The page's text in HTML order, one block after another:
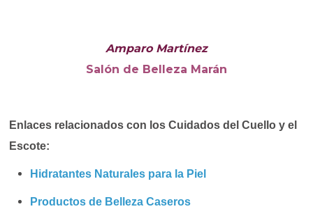
Amparo Martínez
Salón de Belleza Marán
Enlaces relacionados con los Cuidados del Cuello y el
Escote:
Hidratantes Naturales para la Piel
Productos de Belleza Caseros